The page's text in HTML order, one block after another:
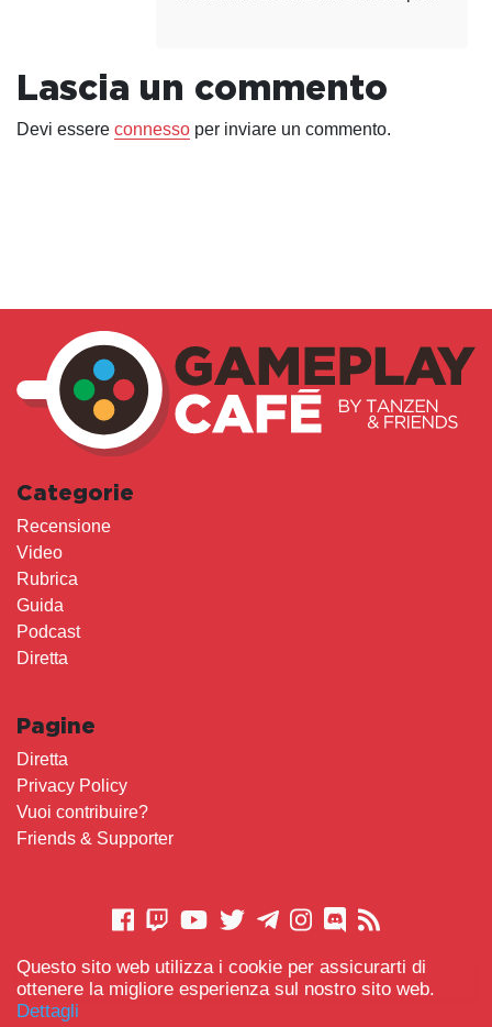
Questo sito web utilizza i cookie per assicurarti di
ottenere la migliore esperienza sul nostro sito web.
Dettagli
Lascia un commento
Devi essere connesso per inviare un commento.
Categorie
Recensione
Video
Rubrica
Guida
Podcast
Diretta
Pagine
Diretta
Privacy Policy
Vuoi contribuire?
Friends & Supporter
CONTATTACI